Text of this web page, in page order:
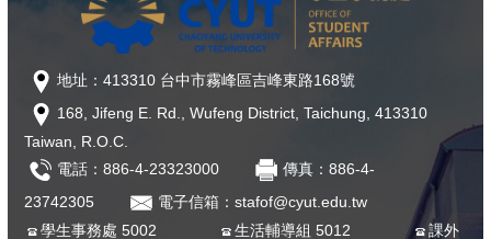
地址：413310 台中市霧峰區吉峰東路168號
168, Jifeng E. Rd., Wufeng District, Taichung, 413310
Taiwan, R.O.C.
電話：886-4-23323000
傳真：886-4-
23742305
電子信箱：stafof@cyut.edu.tw
學生事務處 5002
生活輔導組 5012 課外